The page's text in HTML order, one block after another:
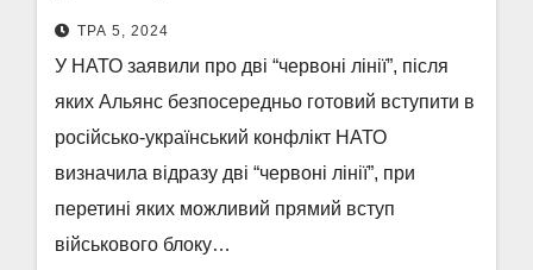
ТРА 5, 2024
У НАТО заявили про дві “червоні лінії”, після
яких Альянс безпосередньо готовий вступити в
російсько-український конфлікт НАТО
визначила відразу дві “червоні лінії”, при
перетині яких можливий прямий вступ
військового блоку…